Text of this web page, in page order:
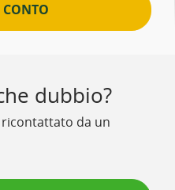
dubbio?
ricontattato da un